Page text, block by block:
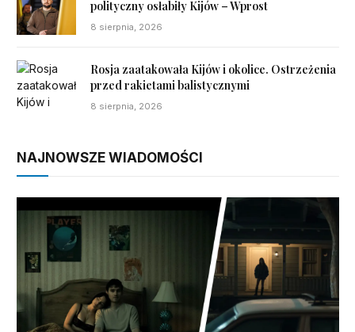
polityczny osłabiły Kijów – Wprost
8 sierpnia, 2026
Rosja zaatakowała Kijów i okolice. Ostrzeżenia
przed rakietami balistycznymi
8 sierpnia, 2026
NAJNOWSZE WIADOMOŚCI